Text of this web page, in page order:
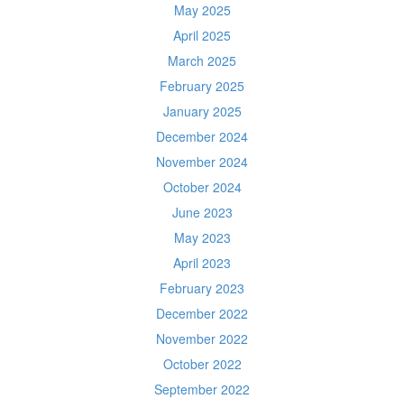
May 2025
April 2025
March 2025
February 2025
January 2025
December 2024
November 2024
October 2024
June 2023
May 2023
April 2023
February 2023
December 2022
November 2022
October 2022
September 2022